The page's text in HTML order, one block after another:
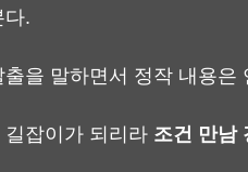
다.
을 말하면서 정작 내용은
잡이가 되리라 조건 만남